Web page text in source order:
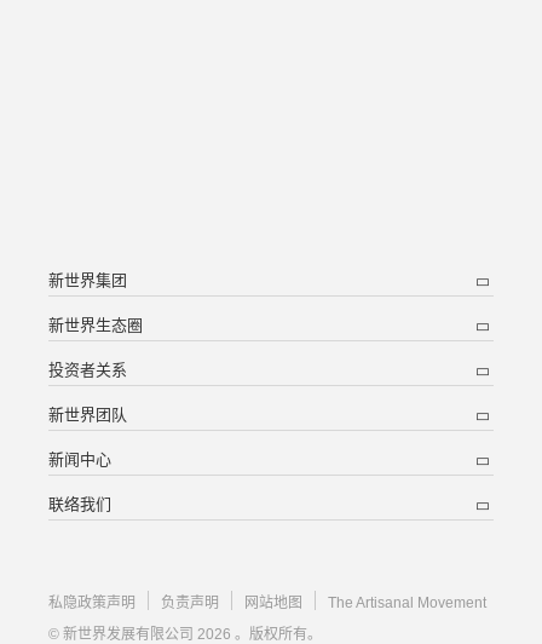
新世界集团
新世界生态圈
投资者关系
新世界团队
新闻中心
联络我们
私隐政策声明 负责声明 网站地图
The Artisanal Movement
© 新世界发展有限公司 2026 。版权所有。